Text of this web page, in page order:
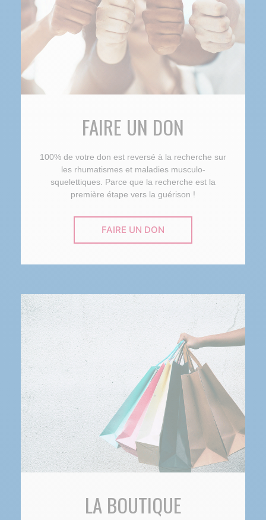
FAIRE UN DON
100% de votre don est reversé à la recherche sur
les rhumatismes et maladies musculo-
squelettiques. Parce que la recherche est la
première étape vers la guérison !
FAIRE UN DON
LA BOUTIQUE